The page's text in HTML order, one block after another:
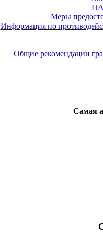
Меры
Информация по
Общие рекомендации
Самая